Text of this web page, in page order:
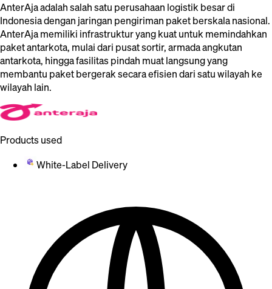
AnterAja adalah salah satu perusahaan logistik besar di
Indonesia dengan jaringan pengiriman paket berskala nasional.
AnterAja memiliki infrastruktur yang kuat untuk memindahkan
paket antarkota, mulai dari pusat sortir, armada angkutan
antarkota, hingga fasilitas pindah muat langsung yang
membantu paket bergerak secara efisien dari satu wilayah ke
wilayah lain.
Products used
White-Label Delivery